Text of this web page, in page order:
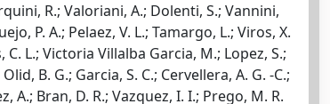
R.; Valoriani, A.; Dolenti, S.; Vannini,
P. A.; Pelaez, V. L.; Tamargo, L.; Viros, X.
L.; Victoria Villalba Garcia, M.; Lopez, S.;
B. G.; Garcia, S. C.; Cervellera, A. G. -C.;
A.; Bran, D. R.; Vazquez, I. I.; Prego, M. R.